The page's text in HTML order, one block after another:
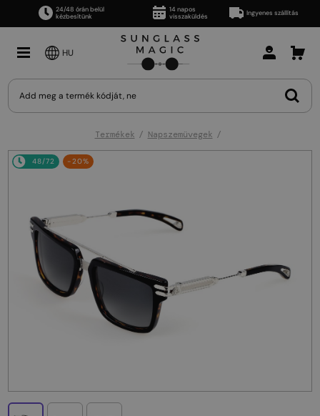
24/48 órán belül
kézbesítünk
14 napos
visszaküldés
Ingyenes szállítás
HU
Termékek Napszemüvegek
48/72 -20%